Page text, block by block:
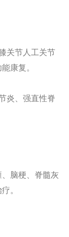
关节人工关节
康复。
炎、强直性脊
脑梗、脊髓灰
。